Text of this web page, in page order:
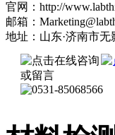
官网：http://
邮箱：
地址：山东·济南市无